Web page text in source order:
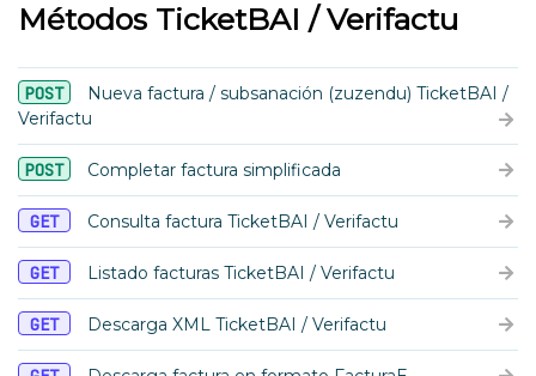
Métodos TicketBAI / Verifactu
POST
Nueva factura / subsanación (zuzendu) TicketBAI /
Verifactu
POST Completar factura simplificada
GET Consulta factura TicketBAI / Verifactu
GET Listado facturas TicketBAI / Verifactu
GET Descarga XML TicketBAI / Verifactu